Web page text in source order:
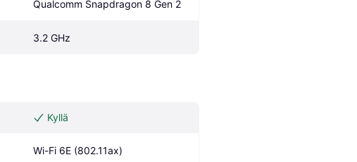
Qualcomm Snapdragon 8 Gen 2
3.2 GHz
Kyllä
Wi-Fi 6E (802.11ax)